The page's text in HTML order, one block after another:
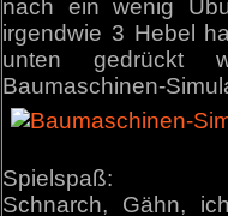
nach ein wenig
irgendwie 3 Hebel
unten gedrückt
Baumaschinen-
Spielspaß:
Schnarch, Gähn,